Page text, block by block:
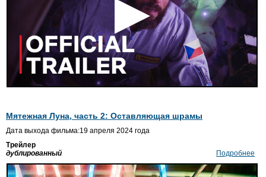
Мятежная Луна, часть 2: Оставляющая шрамы
Дата выхода фильма:19 апреля 2024 года
Трейлер
дублированный
Подробнее